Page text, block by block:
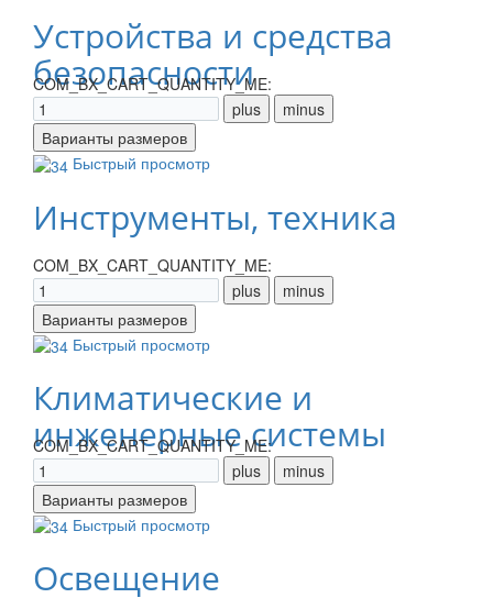
Устройства и средства
безопасности
COM_BX_CART_QUANTITY_ME:
Быстрый просмотр
Инструменты, техника
COM_BX_CART_QUANTITY_ME:
Быстрый просмотр
Климатические и
инженерные системы
COM_BX_CART_QUANTITY_ME:
Быстрый просмотр
Освещение